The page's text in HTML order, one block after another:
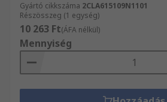
Gyártó cikkszáma 2CLA615109N1101
Részösszeg (1 egység)
10 263 Ft(ÁFA nélkül)
Mennyiség